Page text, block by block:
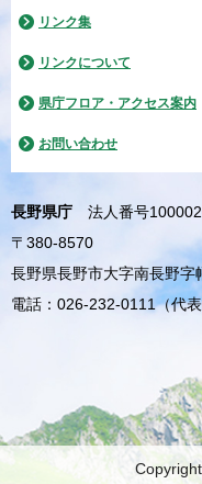
リンク集
リンクについて
県庁フロア・アクセス案内
お問い合わせ
長野県庁
法人番号
〒380-8570
長野県長野市大字南長野
電話：026-232-0111（代